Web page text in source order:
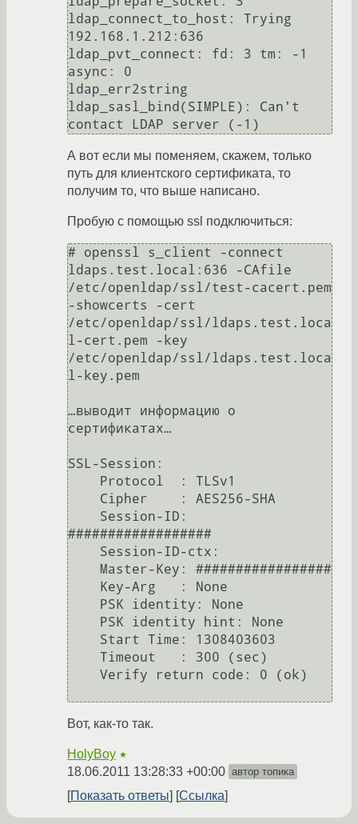
ldap_connect_to_host: Trying
192.168.1.212:636
ldap_pvt_connect: fd: 3 tm: -1
async: 0
ldap_err2string
ldap_sasl_bind(SIMPLE): Can't
contact LDAP server (-1)
А вот если мы поменяем, скажем, только
путь для клиентского сертификата, то
получим то, что выше написано.
Пробую с помощью ssl подключиться:
# openssl s_client -connect
ldaps.test.local:636 -CAfile
/etc/openldap/ssl/test-cacert.pem
-showcerts -cert
/etc/openldap/ssl/ldaps.test.loca
l-cert.pem -key
/etc/openldap/ssl/ldaps.test.loca
l-key.pem
…выводит информацию о
сертификатах…
SSL-Session:
##################
Вот, как-то так.
HolyBoy ★
18.06.2011 13:28:33 +00:00 автор топика
Показать ответы Ссылка